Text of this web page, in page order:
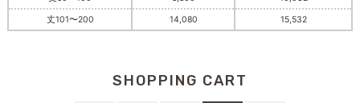
丈101〜200 14,080 15,532
SHOPPING CART